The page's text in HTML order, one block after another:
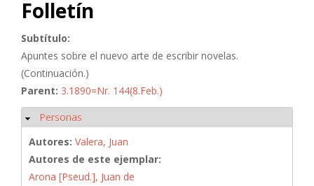
Folletín
Subtítulo:
Apuntes sobre el nuevo arte de escribir novelas.
(Continuación.)
Parent: 3.1890=Nr. 144(8.Feb.)
Ocultar
Personas
Autores: Valera, Juan
Autores de este ejemplar:
Arona [Pseud.], Juan de